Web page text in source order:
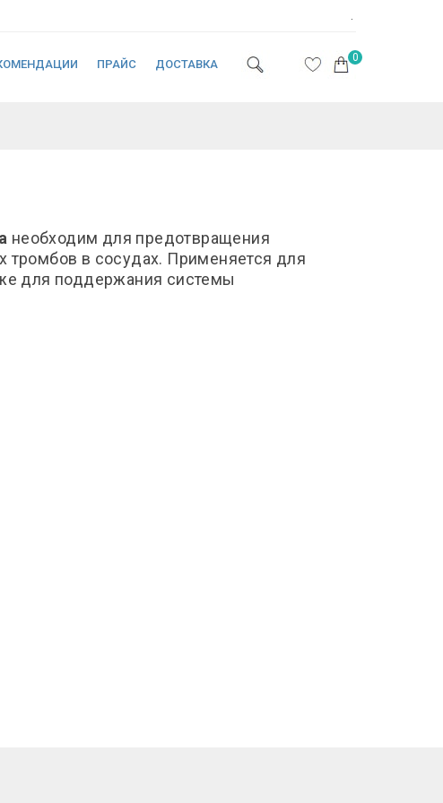
.
ПРАЙС ДОСТАВКА 0
необходим для предотвращения
тромбов в сосудах. Применяется для
для поддержания системы